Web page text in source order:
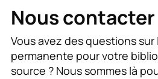
Nous contacter
Vous avez des questions sur
permanente pour votre
source ? Nous sommes là